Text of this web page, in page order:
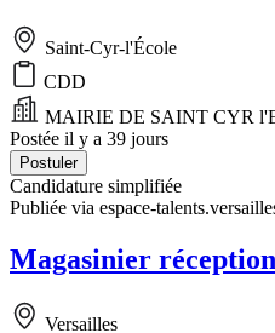
Saint-Cyr-l'École
CDD
MAIRIE DE SAINT CYR
Postée il y a 39 jours
Postuler
Candidature simplifiée
Publiée via espace-
Magasinier
Versailles